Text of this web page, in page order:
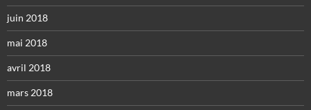
juin 2018
mai 2018
avril 2018
mars 2018